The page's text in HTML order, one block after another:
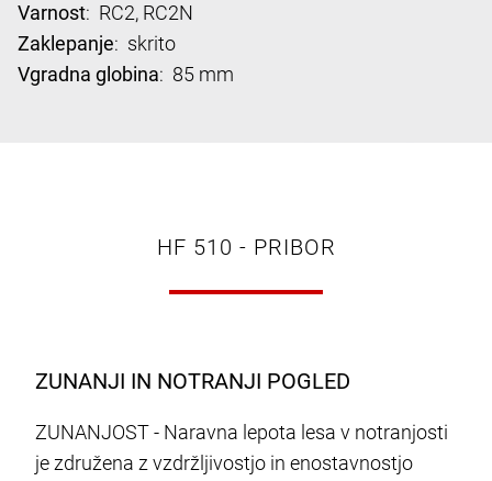
Varnost: RC2, RC2N
Zaklepanje: skrito
Vgradna globina: 85 mm
HF 510 - PRIBOR
ZUNANJI IN NOTRANJI POGLED
ZUNANJOST - Naravna lepota lesa v notranjosti
je združena z vzdržljivostjo in enostavnostjo